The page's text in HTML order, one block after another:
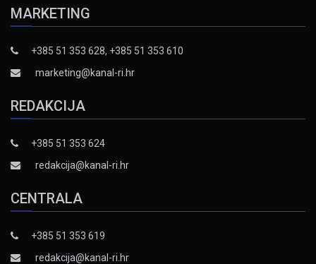
MARKETING
+385 51 353 628, +385 51 353 610
marketing@kanal-ri.hr
REDAKCIJA
+385 51 353 624
redakcija@kanal-ri.hr
CENTRALA
+385 51 353 619
redakcija@kanal-ri.hr